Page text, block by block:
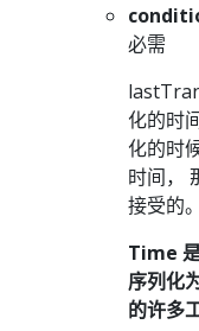
必需
化的时
化的时
时间，
接受的。
Time
序列化
的许多